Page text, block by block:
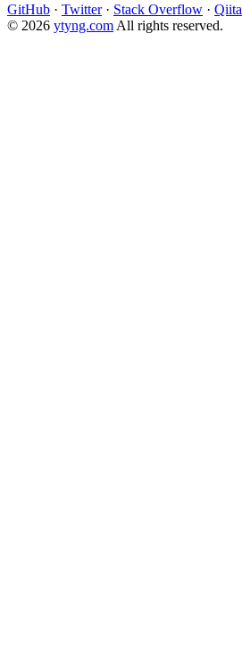
GitHub · Twitter · Stack Overflow · Qiita
© 2026 ytyng.com All rights reserved.